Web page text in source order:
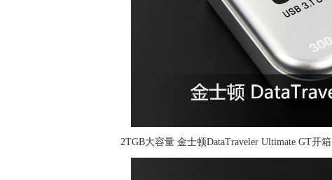
2TGB大容量 金士顿DataTraveler Ultimate GT开箱